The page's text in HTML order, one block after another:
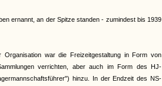
ernannt, an der Spitze standen - zumindest bis 1939
Organisation war die Freizeitgestaltung in Form von
verrichten, aber auch im Form des HJ-
hinzu. In der Endzeit des NS-